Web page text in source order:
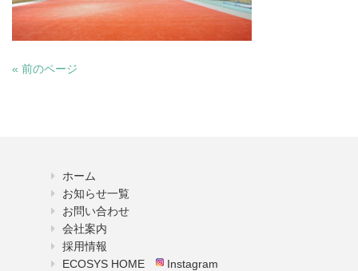
« 前のページ
ホーム
お知らせ一覧
お問い合わせ
会社案内
採用情報
ECOSYS HOME
Instagram